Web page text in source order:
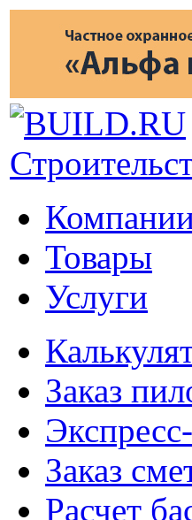
Товары
Услуги
Заказ
Заказ
Расчет